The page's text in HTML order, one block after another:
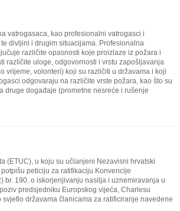
vatrogasaca, kao profesionalni vatrogasci i
divljini i drugim situacijama. Profesionalna
različite opasnosti koje proizlaze iz požara i
različite uloge, odgovornosti i vrstu zapošljavanja
vrijeme, volonteri) koji su različiti u državama i koji
odgovaraju na različite vrste požara, kao što su
druge događaje (prometne nesreće i rušenje
(ETUC), u koju su učlanjeni Nezavisni hrvatski
peticiju za ratifikaciju Konvencije
br. 190. o iskorjenjivanju nasilja i uznemiravanja u
predsjedniku Europskog vijeća, Charlesu
državama članicama za ratificiranje navedene